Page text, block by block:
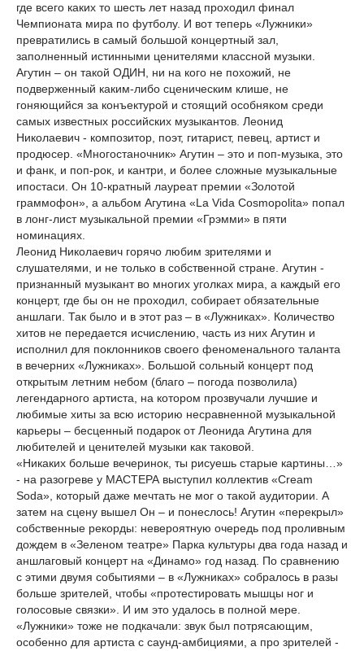
где всего каких то шесть лет назад проходил финал
Чемпионата мира по футболу. И вот теперь «Лужники»
превратились в самый большой концертный зал,
заполненный истинными ценителями классной музыки.
Агутин – он такой ОДИН, ни на кого не похожий, не
подверженный каким-либо сценическим клише, не
гоняющийся за конъектурой и стоящий особняком среди
самых известных российских музыкантов. Леонид
Николаевич - композитор, поэт, гитарист, певец, артист и
продюсер. «Многостаночник» Агутин – это и поп-музыка, это
и фанк, и поп-рок, и кантри, и более сложные музыкальные
ипостаси. Он 10-кратный лауреат премии «Золотой
граммофон», а альбом Агутина «La Vida Cosmopolita» попал
в лонг-лист музыкальной премии «Грэмми» в пяти
номинациях.
Леонид Николаевич горячо любим зрителями и
слушателями, и не только в собственной стране. Агутин -
признанный музыкант во многих уголках мира, а каждый его
концерт, где бы он не проходил, собирает обязательные
аншлаги. Так было и в этот раз – в «Лужниках». Количество
хитов не передается исчислению, часть из них Агутин и
исполнил для поклонников своего феноменального таланта
в вечерних «Лужниках». Большой сольный концерт под
открытым летним небом (благо – погода позволила)
легендарного артиста, на котором прозвучали лучшие и
любимые хиты за всю историю несравненной музыкальной
карьеры – бесценный подарок от Леонида Агутина для
любителей и ценителей музыки как таковой.
«Никаких больше вечеринок, ты рисуешь старые картины…»
- на разогреве у МАСТЕРА выступил коллектив «Cream
Soda», который даже мечтать не мог о такой аудитории. А
затем на сцену вышел Он – и понеслось! Агутин «перекрыл»
собственные рекорды: невероятную очередь под проливным
дождем в «Зеленом театре» Парка культуры два года назад и
аншлаговый концерт на «Динамо» год назад. По сравнению
с этими двумя событиями – в «Лужниках» собралось в разы
больше зрителей, чтобы «протестировать мышцы ног и
голосовые связки». И им это удалось в полной мере.
«Лужники» тоже не подкачали: звук был потрясающим,
особенно для артиста с саунд-амбициями, а про зрителей -